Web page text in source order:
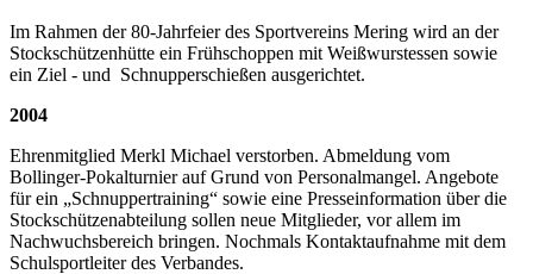
Im Rahmen der 80-Jahrfeier des Sportvereins Mering wird an der
Stockschützenhütte ein Frühschoppen mit Weißwurstessen sowie
ein Ziel - und Schnupperschießen ausgerichtet.
2004
Ehrenmitglied Merkl Michael verstorben. Abmeldung vom
Bollinger-Pokalturnier auf Grund von Personalmangel. Angebote
für ein „Schnuppertraining“ sowie eine Presseinformation über die
Stockschützenabteilung sollen neue Mitglieder, vor allem im
Nachwuchsbereich bringen. Nochmals Kontaktaufnahme mit dem
Schulsportleiter des Verbandes.